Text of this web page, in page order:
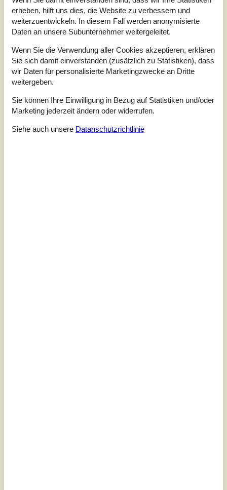
erheben, hilft uns dies, die Website zu verbessern und
weiterzuentwickeln. In diesem Fall werden anonymisierte
Daten an unsere Subunternehmer weitergeleitet.
Wenn Sie die Verwendung aller Cookies akzeptieren, erklären
Sie sich damit einverstanden (zusätzlich zu Statistiken), dass
wir Daten für personalisierte Marketingzwecke an Dritte
weitergeben.
Sie können Ihre Einwilligung in Bezug auf Statistiken und/oder
Marketing jederzeit ändern oder widerrufen.
Siehe auch unsere Datanschutzrichtlinie